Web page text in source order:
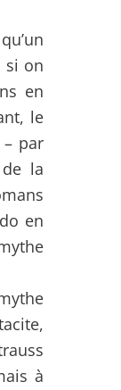
si on
en
le
par
la
en
à